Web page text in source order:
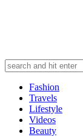
Fashion
Travels
Lifestyle
Videos
Beauty